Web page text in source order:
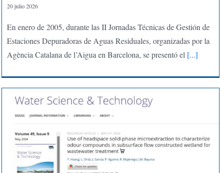
20 julio 2026
En enero de 2005, durante las II Jornadas Técnicas de Gestión de
Estaciones Depuradoras de Aguas Residuales, organizadas por la
Agència Catalana de l’Aigua en Barcelona, se presentó el [...]